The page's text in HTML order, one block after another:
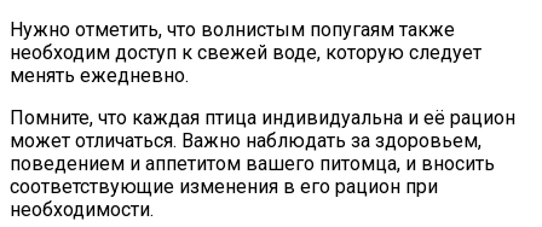
Нужно отметить, что волнистым попугаям также
необходим доступ к свежей воде, которую следует
менять ежедневно.
Помните, что каждая птица индивидуальна и её рацион
может отличаться. Важно наблюдать за здоровьем,
поведением и аппетитом вашего питомца, и вносить
соответствующие изменения в его рацион при
необходимости.